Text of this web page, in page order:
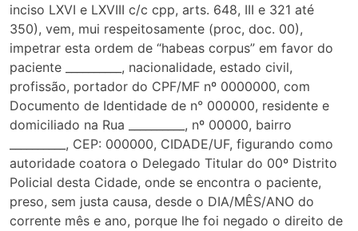
inciso LXVI e LXVIII c/c cpp, arts. 648, III e 321 até
350), vem, mui respeitosamente (proc, doc. 00),
impetrar esta ordem de “habeas corpus” em favor do
paciente __________, nacionalidade, estado civil,
profissão, portador do CPF/MF nº 0000000, com
Documento de Identidade de n° 000000, residente e
domiciliado na Rua __________, nº 00000, bairro
__________, CEP: 000000, CIDADE/UF, figurando como
autoridade coatora o Delegado Titular do 00º Distrito
Policial desta Cidade, onde se encontra o paciente,
preso, sem justa causa, desde o DIA/MÊS/ANO do
corrente mês e ano, porque lhe foi negado o direito de